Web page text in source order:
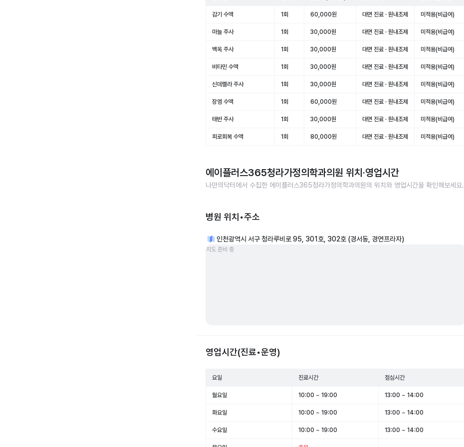
감기 수액 1회 60,000원 대면 진료 · 원내조제 미적용(비급여)
마늘 주사 1회 30,000원 대면 진료 · 원내조제 미적용(비급여)
백옥 주사 1회 30,000원 대면 진료 · 원내조제 미적용(비급여)
비타민 수액 1회 30,000원 대면 진료 · 원내조제 미적용(비급여)
신데렐라 주사 1회 30,000원 대면 진료 · 원내조제 미적용(비급여)
장염 수액 1회 60,000원 대면 진료 · 원내조제 미적용(비급여)
태반 주사 1회 30,000원 대면 진료 · 원내조제 미적용(비급여)
피로회복 수액 1회 80,000원 대면 진료 · 원내조제 미적용(비급여)
에이플러스365청라가정의학과의원 위치·영업시간
나만의닥터에서 수집한 에이플러스365청라가정의학과의원의 위치와 영업시간을 확인해보세요.
병원 위치•주소
인천광역시 서구 청라루비로 95, 301호, 302호 (경서동, 경연프라자)
지도 준비 중
영업시간(진료•운영)
요일 진료시간 점심시간
월요일 10:00 ~ 19:00 13:00 ~ 14:00
화요일 10:00 ~ 19:00 13:00 ~ 14:00
수요일 10:00 ~ 19:00 13:00 ~ 14:00